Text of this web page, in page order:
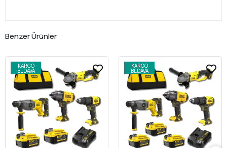
Benzer Ürünler
KARGO
BEDAVA
KARGO
BEDAVA